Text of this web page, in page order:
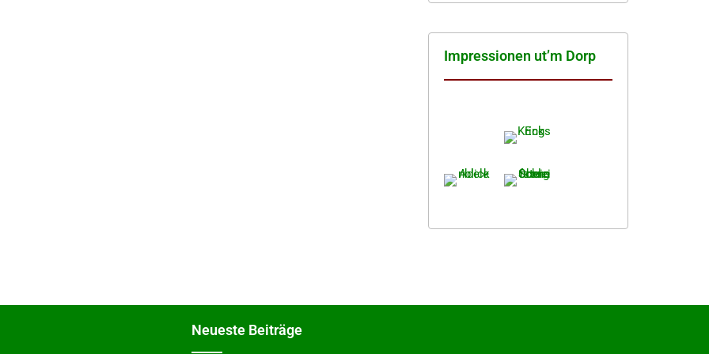
Impres­sio­nen ut’m Dorp
Neues­te Beiträge